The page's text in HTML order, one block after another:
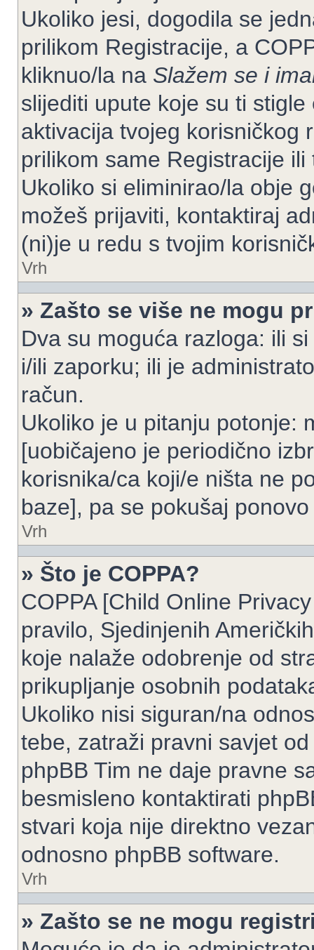
Ukoliko jesi, dogodila se
prilikom Registracije, a
kliknuo/la na Slažem se i
slijediti upute koje su ti
aktivacija tvojeg korisničkog
prilikom same Registracije
Ukoliko si eliminirao/la obje
možeš prijaviti, kontaktiraj
(ni)je u redu s tvojim
Vrh
» Zašto se više ne mogu
Dva su moguća razloga: ili
i/ili zaporku; ili je
račun.
Ukoliko je u pitanju potonje:
[uobičajeno je periodično
korisnika/ca koji/e ništa ne
baze], pa se pokušaj
Vrh
» Što je COPPA?
COPPA [Child Online
pravilo, Sjedinjenih
koje nalaže odobrenje od
prikupljanje osobnih
Ukoliko nisi siguran/na
tebe, zatraži pravni savjet
phpBB Tim ne daje pravne
besmisleno kontaktirati
stvari koja nije direktno
odnosno phpBB software.
Vrh
» Zašto se ne mogu